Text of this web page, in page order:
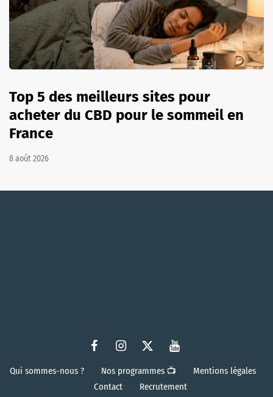
Top 5 des meilleurs sites pour
acheter du CBD pour le sommeil en
France
8 août 2026
Qui sommes-nous ? Nos programmes 📺
Mentions légales
Contact
Recrutement